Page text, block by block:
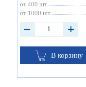
от 400 шт.
от 1000 шт.
В корзину